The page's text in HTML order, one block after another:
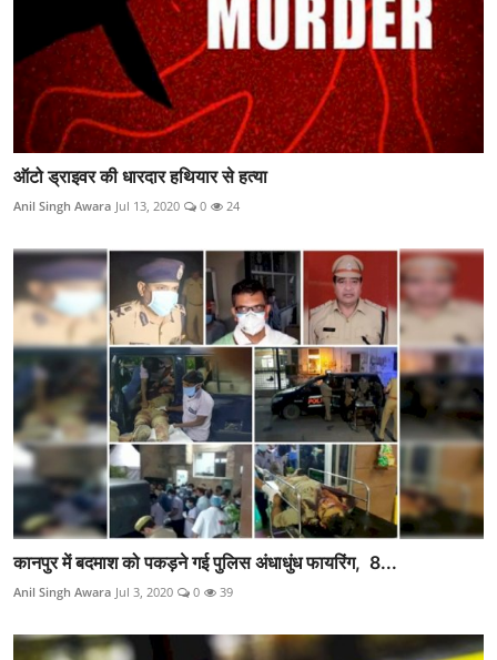
ऑटो ड्राइवर की धारदार हथियार से हत्या
Anil Singh Awara Jul 13, 2020 0 24
कानपुर में बदमाश को पकड़ने गई पुलिस अंधाधुंध फायरिंग, 8...
Anil Singh Awara Jul 3, 2020 0 39